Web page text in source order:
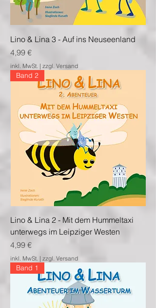
Lino & Lina 3 - Auf ins Neuseenland
Preis
4,99 €
inkl. MwSt. | zzgl. Versand
Band 2
Lino & Lina 2 - Mit dem Hummeltaxi
unterwegs im Leipziger Westen
Preis
4,99 €
inkl. MwSt. | zzgl. Versand
Band 1